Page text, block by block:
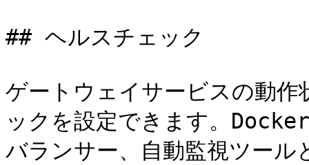
## ヘルスチェック
ゲートウェイサービスの動
ックを設定できます。
バランサー、自動監視ツール